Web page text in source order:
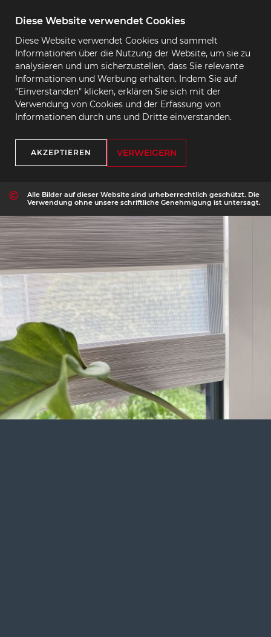
Diese Website verwendet Cookies
Diese Website verwendet Cookies und sammelt
Informationen über die Nutzung der Website, um sie zu
analysieren und um sicherzustellen, dass Sie relevante
Informationen und Werbung erhalten. Indem Sie auf
"Einverstanden" klicken, erklären Sie sich mit der
Verwendung von Cookies und der Erfassung von
Informationen durch uns und Dritte einverstanden.
AKZEPTIEREN VERWEIGERN
Alle Bilder auf dieser Website sind urheberrechtlich geschützt. Die
Verwendung ohne unsere schriftliche Genehmigung ist untersagt.